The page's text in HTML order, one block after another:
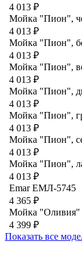
4 013 ₽
Мойка "Пион",
4 013 ₽
Мойка "Пион",
4 013 ₽
Мойка "Пион",
4 013 ₽
Мойка "Пион",
4 013 ₽
Мойка "Пион",
4 013 ₽
Мойка "Пион",
4 013 ₽
Мойка "Пион",
4 013 ₽
Emar ЕМЛ-5745
4 365 ₽
Мойка
4 399 ₽
Показать все